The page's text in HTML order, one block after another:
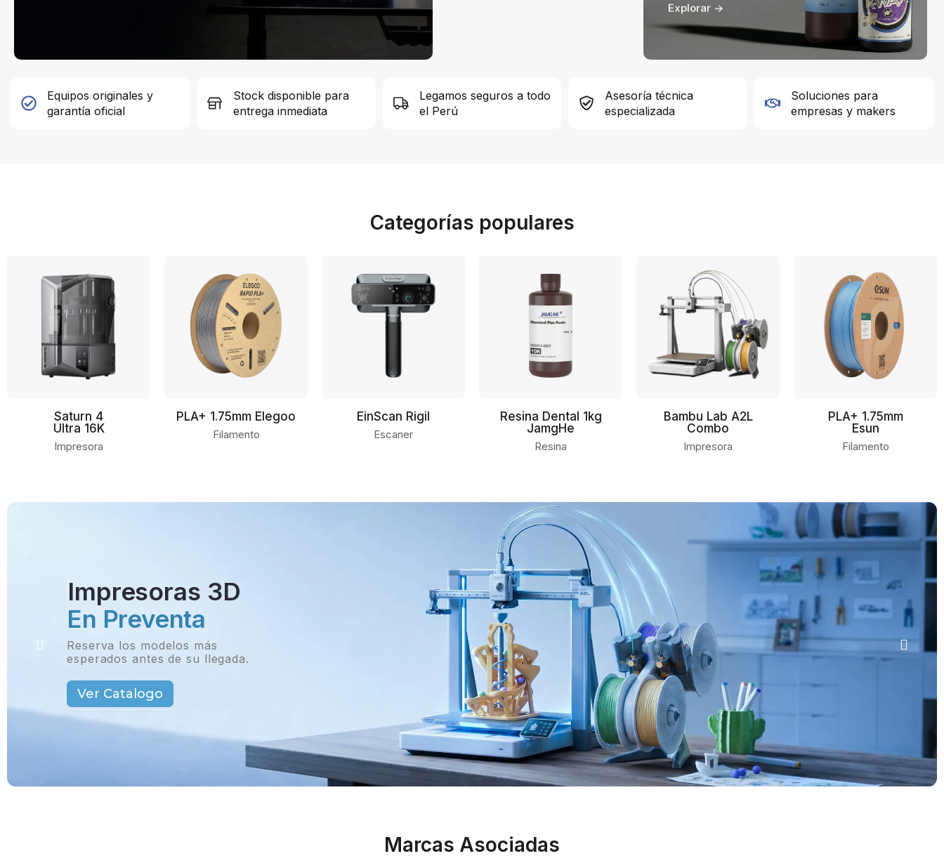
Explorar ->
Equipos originales y
garantía oficial
Stock disponible para
entrega inmediata
Legamos seguros a todo
el Perú
Asesoría técnica
especializada
Soluciones para
empresas y makers
Categorías populares
Saturn 4
Ultra 16K
Impresora
PLA+ 1.75mm Elegoo
Filamento
EinScan Rigil
Escaner
Resina Dental 1kg
JamgHe
Resina
Bambu Lab A2L
Combo
Impresora
PLA+ 1.75mm
Esun
Filamento
Impresoras 3D
En Preventa
Reserva los modelos más
esperados antes de su llegada.
Ver Catalogo
Marcas Asociadas